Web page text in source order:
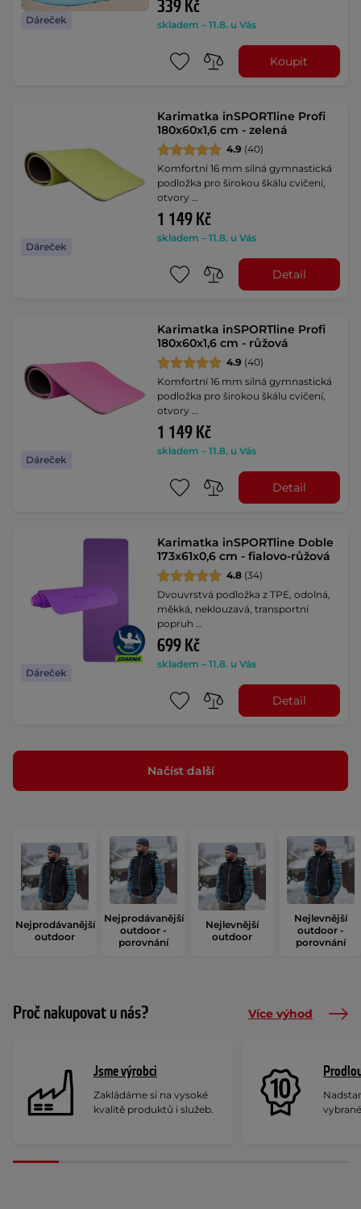
Dáreček
339 Kč
skladem – 11.8. u Vás
Koupit
Dáreček
Karimatka inSPORTline Profi
180x60x1,6 cm - zelená
4.9 (40)
Komfortní 16 mm silná gymnastická
podložka pro širokou škálu cvičení,
otvory …
1 149 Kč
skladem – 11.8. u Vás
Detail
Dáreček
Karimatka inSPORTline Profi
180x60x1,6 cm - růžová
4.9 (40)
Komfortní 16 mm silná gymnastická
podložka pro širokou škálu cvičení,
otvory …
1 149 Kč
skladem – 11.8. u Vás
Detail
Dáreček
Karimatka inSPORTline Doble
173x61x0,6 cm - fialovo-růžová
4.8 (34)
Dvouvrstvá podložka z TPE, odolná,
měkká, neklouzavá, transportní
popruh …
699 Kč
skladem – 11.8. u Vás
Detail
Načíst další
Nejprodávanější
outdoor
Nejprodávanější
outdoor -
porovnání
Nejlevnější
outdoor
Nejlevnější
outdoor -
porovnání
Proč nakupovat u nás? Více výhod
Jsme výrobci
Zakládáme si na vysoké
kvalitě produktů i služeb.